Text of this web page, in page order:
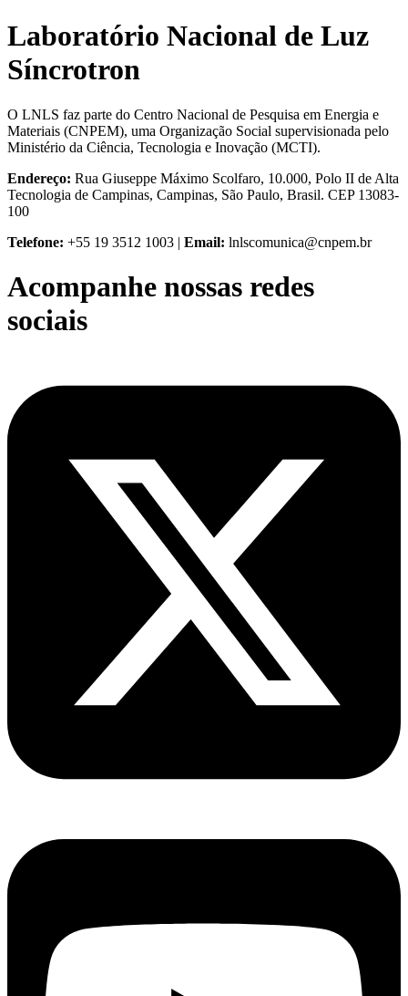
Laboratório Nacional de Luz
Síncrotron
O LNLS faz parte do Centro Nacional de Pesquisa em Energia e
Materiais (CNPEM), uma Organização Social supervisionada pelo
Ministério da Ciência, Tecnologia e Inovação (MCTI).
Endereço: Rua Giuseppe Máximo Scolfaro, 10.000, Polo II de Alta
Tecnologia de Campinas, Campinas, São Paulo, Brasil. CEP 13083-
100
Telefone: +55 19 3512 1003 | Email: lnlscomunica@cnpem.br
Acompanhe nossas redes
sociais